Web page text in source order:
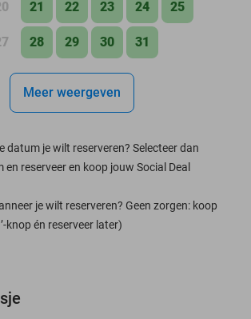
21 22 23 24 25
28 29 30 31
Meer weergeven
datum je wilt reserveren? Selecteer dan
en reserveer en koop jouw Social Deal
je wilt reserveren? Geen zorgen: koop
’-knop én reserveer later)